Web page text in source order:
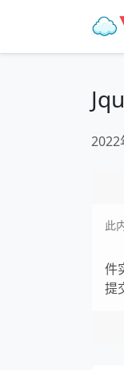
2022
此
件
提